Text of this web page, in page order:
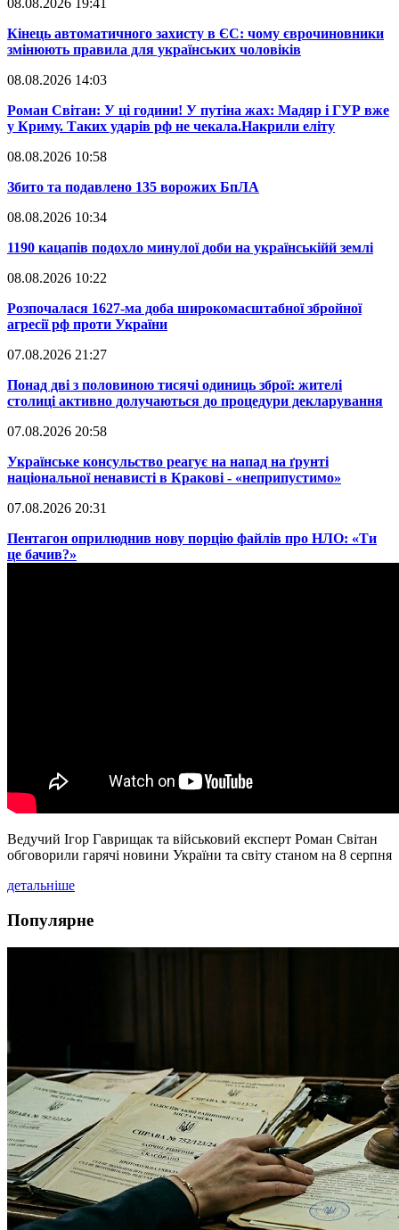
08.08.2026 19:41
​Кінець автоматичного захисту в ЄС: чому єврочиновники
змінюють правила для українських чоловіків
08.08.2026 14:03
​Роман Світан: У ці години! У путіна жах: Мадяр і ГУР вже
у Криму. Таких ударів рф не чекала.Накрили еліту
08.08.2026 10:58
​Збито та подавлено 135 ворожих БпЛА
08.08.2026 10:34
​1190 кацапів подохло минулої доби на українськійй землі
08.08.2026 10:22
​Розпочалася 1627-ма доба широкомасштабної збройної
агресії рф проти України
07.08.2026 21:27
​Понад дві з половиною тисячі одиниць зброї: жителі
столиці активно долучаються до процедури декларування
07.08.2026 20:58
​Українське консульство реагує на напад на ґрунті
національної ненависті в Кракові - «неприпустимо»
07.08.2026 20:31
​Пентагон оприлюднив нову порцію файлів про НЛО: «Ти
це бачив?»
Ведучий Ігор Гаврищак та військовий експерт Роман Світан
обговорили гарячі новини України та світу станом на 8 серпня
детальніше
Популярне